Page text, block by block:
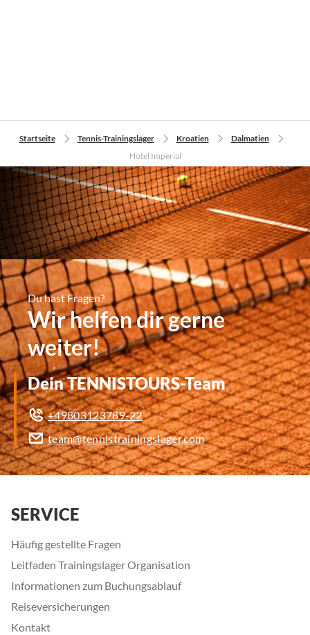
Startseite Tennis-Trainingslager Kroatien
Dalmatien
Hotel Imperial
Du hast Fragen?
Wir helfen dir gerne
weiter!
Dein TENNISTOURS-Team
+49803123789-22
team@tennistrainingslager.com
SERVICE
Häufig gestellte Fragen
Leitfaden Trainingslager Organisation
Informationen zum Buchungsablauf
Reiseversicherungen
Kontakt